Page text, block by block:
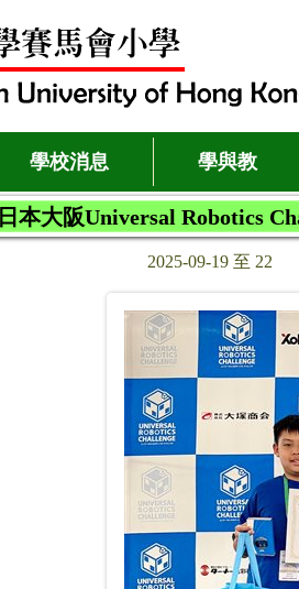
學校消息 學與教
日本大阪Universal Robotics
2025-09-19 至 22